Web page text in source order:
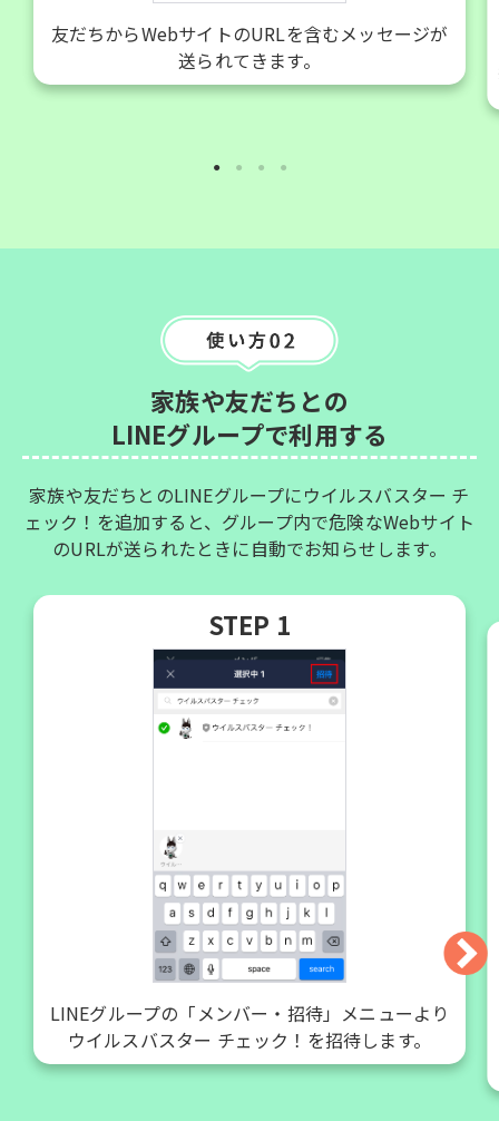
友だちからWebサイトのURLを含むメッセージが
送られてきます。
家族や友だちとの
LINEグループで利用する
家族や友だちとのLINEグループにウイルスバスター チ
ェック！を追加すると、グループ内で危険なWebサイト
のURLが送られたときに自動でお知らせします。
STEP 1
LINEグループの「メンバー・招待」メニューより
ウイルスバスター チェック！を招待します。